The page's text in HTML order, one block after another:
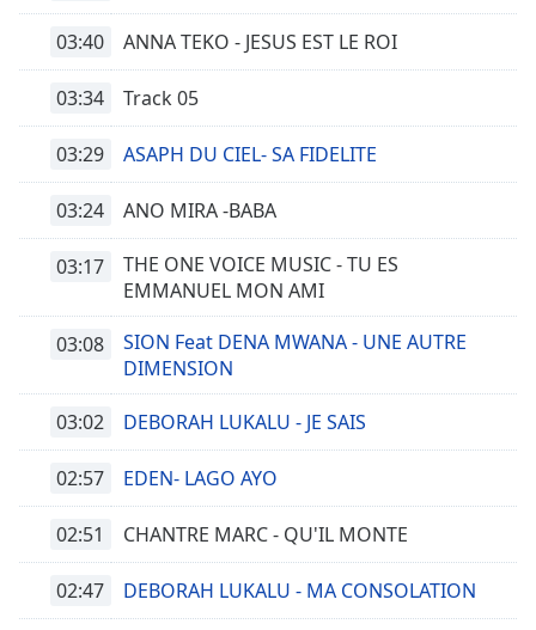
03:40 ANNA TEKO - JESUS EST LE ROI
03:34 Track 05
03:29 ASAPH DU CIEL- SA FIDELITE
03:24 ANO MIRA -BABA
03:17
THE ONE VOICE MUSIC - TU ES
EMMANUEL MON AMI
03:08
SION Feat DENA MWANA - UNE AUTRE
DIMENSION
03:02 DEBORAH LUKALU - JE SAIS
02:57 EDEN- LAGO AYO
02:51 CHANTRE MARC - QU'IL MONTE
02:47 DEBORAH LUKALU - MA CONSOLATION